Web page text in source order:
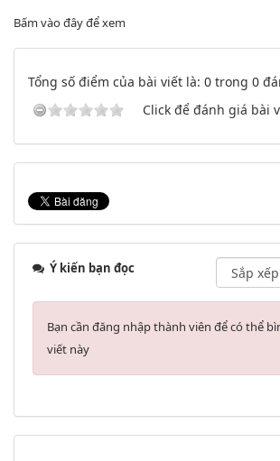
Bấm vào đây để xem
Tổng số điểm của bài viết là: 0 trong 0
Click để đánh giá bài
Ý kiến bạn đọc
Bạn cần đăng nhập thành viên để có thể
viết này